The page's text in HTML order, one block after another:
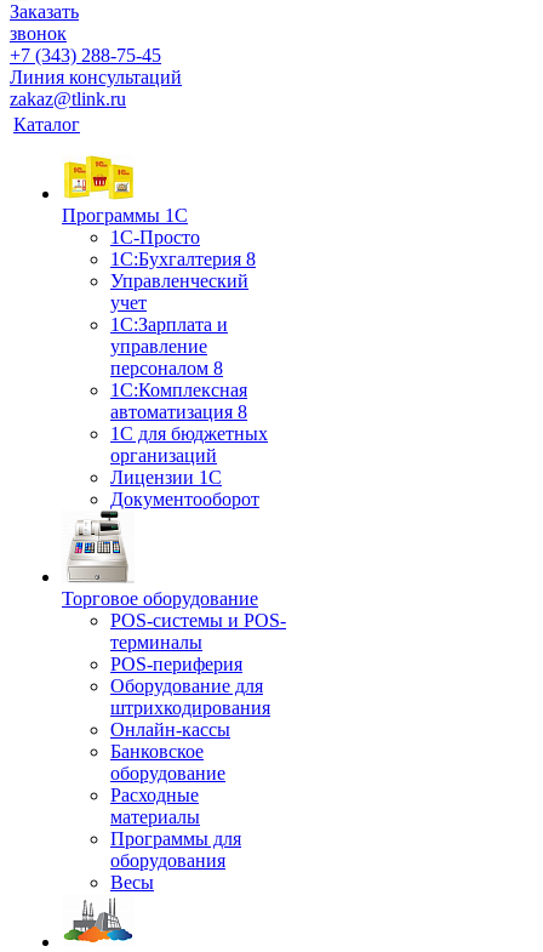
Заказать
звонок
+7 (343) 288-75-45
Линия консультаций
zakaz@tlink.ru
Каталог
Программы 1С
1С-Просто
1С:Бухгалтерия 8
Управленческий
учет
1С:Зарплата и
управление
персоналом 8
1C:Комплексная
автоматизация 8
1С для бюджетных
организаций
Лицензии 1С
Документооборот
Торговое оборудование
POS-системы и POS-
терминалы
POS-периферия
Оборудование для
штрихкодирования
Онлайн-кассы
Банковское
оборудование
Расходные
материалы
Программы для
оборудования
Весы